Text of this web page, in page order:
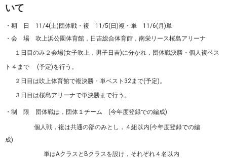
いて
・期 日 11/4(土)団体戦・複 11/5(日)複・単 11/6(月)単
・会 場 吹上浜公園体育館，日吉総合体育館，南栄リース桜島アリーナ
１日目のみ２会場(女子吹上，男子日吉)に分かれ，団体戦決勝・個人複ベス
ト４まで (予定)を行う。
２日目は吹上体育館で複決勝・単ベスト32まで(予定)。
３日目は桜島アリーナで単決勝まで行う。
・制 限 団体戦は，団体１チーム (今年度登録での編成)
個人戦，複は共通の部のみとし，４組以内(今年度登録での編
成)
単はAクラスとBクラスを設け，それぞれ４名以内